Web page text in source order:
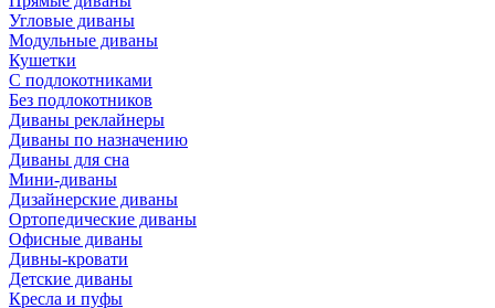
Угловые диваны
Модульные диваны
Кушетки
С подлокотниками
Без подлокотников
Диваны реклайнеры
Диваны по назначению
Диваны для сна
Мини-диваны
Дизайнерские диваны
Ортопедические диваны
Офисные диваны
Дивны-кровати
Детские диваны
Кресла и пуфы